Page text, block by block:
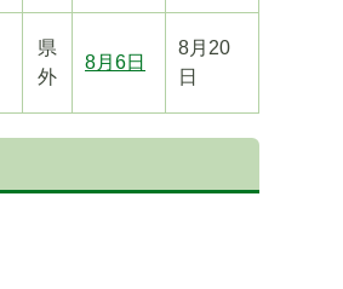
県
外
8月6日
8月20
日